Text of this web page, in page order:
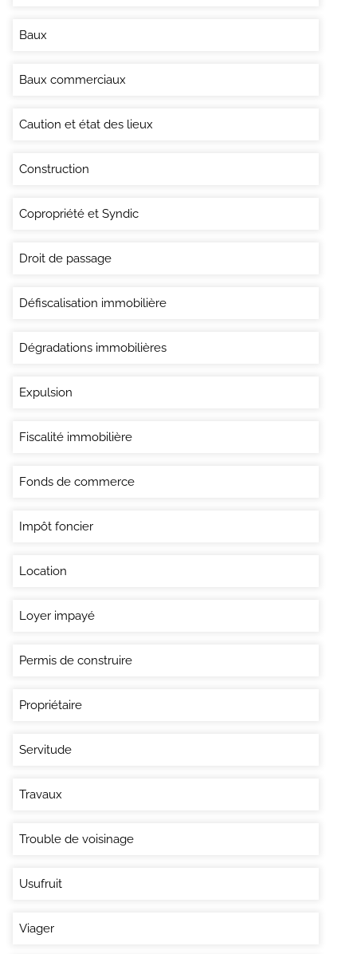
Baux
Baux commerciaux
Caution et état des lieux
Construction
Copropriété et Syndic
Droit de passage
Défiscalisation immobilière
Dégradations immobilières
Expulsion
Fiscalité immobilière
Fonds de commerce
Impôt foncier
Location
Loyer impayé
Permis de construire
Propriétaire
Servitude
Travaux
Trouble de voisinage
Usufruit
Viager